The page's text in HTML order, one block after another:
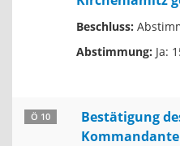
Beschluss:
Abstimmung: Ja:
Ö 10
Bestätigung